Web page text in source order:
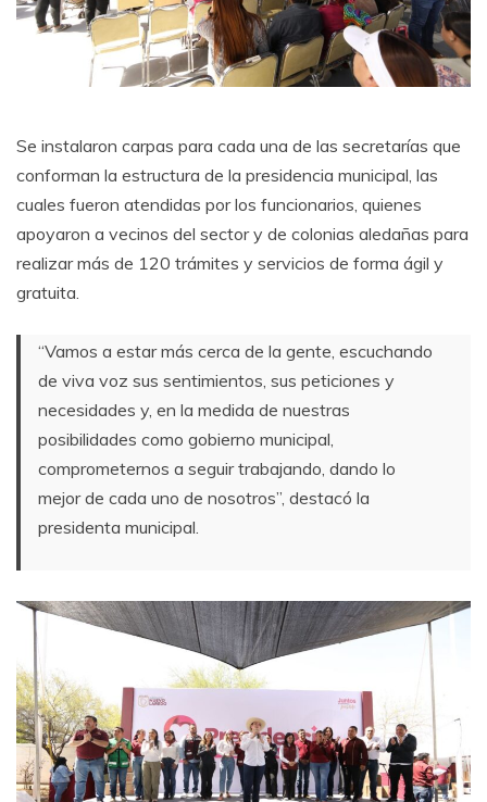
Se instalaron carpas para cada una de las secretarías que
conforman la estructura de la presidencia municipal, las
cuales fueron atendidas por los funcionarios, quienes
apoyaron a vecinos del sector y de colonias aledañas para
realizar más de 120 trámites y servicios de forma ágil y
gratuita.
“Vamos a estar más cerca de la gente, escuchando
de viva voz sus sentimientos, sus peticiones y
necesidades y, en la medida de nuestras
posibilidades como gobierno municipal,
comprometernos a seguir trabajando, dando lo
mejor de cada uno de nosotros”, destacó la
presidenta municipal.